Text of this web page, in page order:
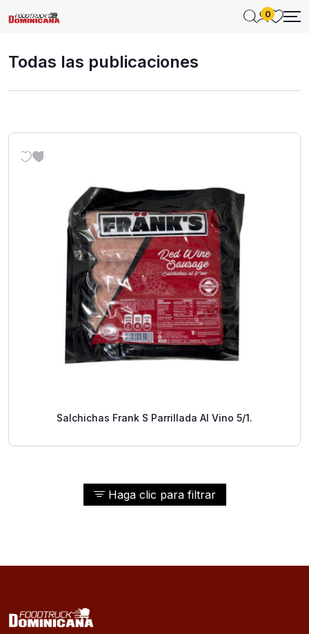
0
Todas las publicaciones
Haga clic para filtrar
Salchichas Frank S Parrillada Al Vino 5/1.